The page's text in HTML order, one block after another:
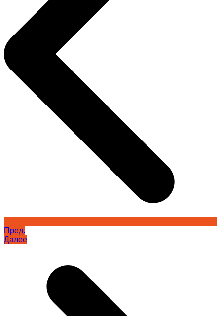
Пред.
Далее